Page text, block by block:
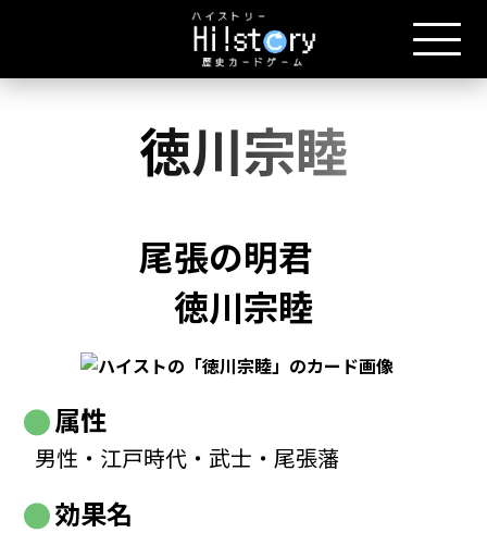
徳川宗睦
尾張の明君
徳川宗睦
属性
男性・江戸時代・武士・尾張藩
効果名